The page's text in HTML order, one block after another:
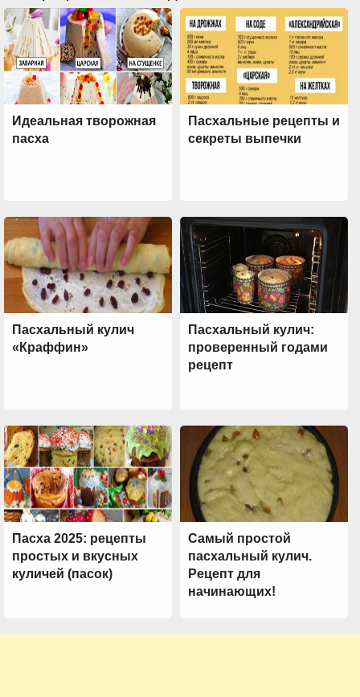
Идеальная творожная
пасха
Пасхальные рецепты и
секреты выпечки
Пасхальный кулич
«Краффин»
Пасхальный кулич:
проверенный годами
рецепт
Пасха 2025: рецепты
простых и вкусных
куличей (пасок)
Самый простой
пасхальный кулич.
Рецепт для
начинающих!